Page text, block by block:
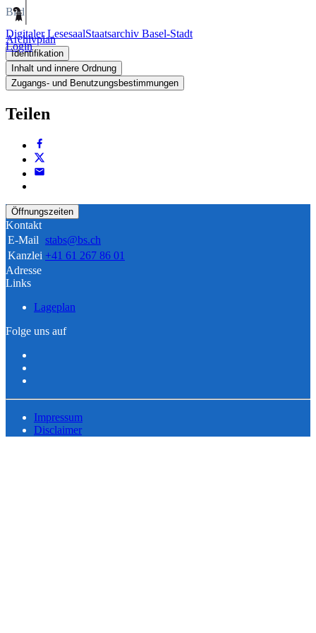
Digitaler LesesaalStaatsarchiv Basel-Stadt
Login
Bild
Archivplan
Identifikation
Inhalt und innere Ordnung
Zugangs- und Benutzungsbestimmungen
Teilen
Öffnungszeiten
Kontakt
E-Mail stabs@bs.ch
Kanzlei +41 61 267 86 01
Adresse
Links
Lageplan
Folge uns auf
Impressum
Disclaimer